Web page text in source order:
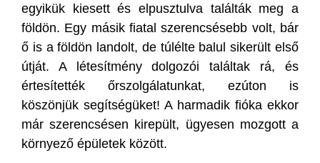
egyikük kiesett és elpusztulva találták meg a
földön. Egy másik fiatal szerencsésebb volt, bár
ő is a földön landolt, de túlélte balul sikerült első
útját. A létesítmény dolgozói találtak rá, és
értesítették őrszolgálatunkat, ezúton is
köszönjük segítségüket! A harmadik fióka ekkor
már szerencsésen kirepült, ügyesen mozgott a
környező épületek között.